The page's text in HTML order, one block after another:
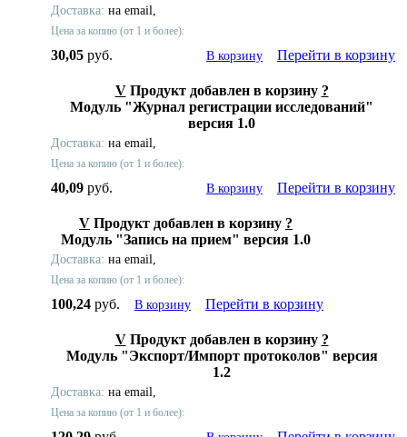
Доставка: на email,
Цена за копию (от 1 и более):
30,05 руб. В корзину Перейти в корзину
V Продукт добавлен в корзину ?
Модуль "Журнал регистрации исследований"
версия 1.0
Доставка: на email,
Цена за копию (от 1 и более):
40,09 руб. В корзину Перейти в корзину
V Продукт добавлен в корзину ?
Модуль "Запись на прием" версия 1.0
Доставка: на email,
Цена за копию (от 1 и более):
100,24 руб. В корзину Перейти в корзину
V Продукт добавлен в корзину ?
Модуль "Экспорт/Импорт протоколов" версия
1.2
Доставка: на email,
Цена за копию (от 1 и более):